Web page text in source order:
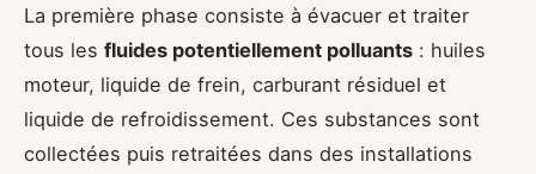
La première phase consiste à évacuer et traiter
tous les fluides potentiellement polluants : huiles
moteur, liquide de frein, carburant résiduel et
liquide de refroidissement. Ces substances sont
collectées puis retraitées dans des installations